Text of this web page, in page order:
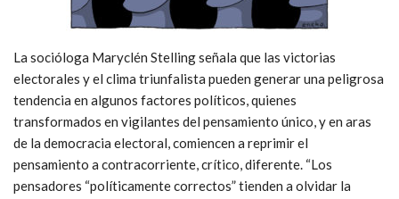
La socióloga Maryclén Stelling señala que las victorias
electorales y el clima triunfalista pueden generar una peligrosa
tendencia en algunos factores políticos, quienes
transformados en vigilantes del pensamiento único, y en aras
de la democracia electoral, comiencen a reprimir el
pensamiento a contracorriente, crítico, diferente. “Los
pensadores “políticamente correctos” tienden a olvidar la